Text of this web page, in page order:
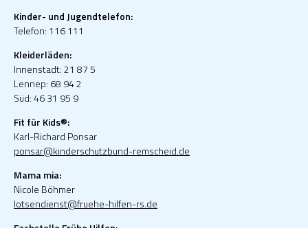
Kinder- und Jugendtelefon:
Telefon: 116 111
Kleiderläden:
Innenstadt: 21 87 5
Lennep: 68 94 2
Süd: 46 31 95 9
Fit für Kids®:
Karl-Richard Ponsar
ponsar@kinderschutzbund-remscheid.de
Mama mia:
Nicole Böhmer
lotsendienst@fruehe-hilfen-rs.de